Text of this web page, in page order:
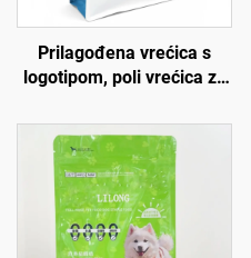
Prilagođena vrećica s
logotipom, poli vrećica za
vrećica s gumenim
zatvaračem, aluminijska
folija s prozorom za
ambalažu hrane za pse